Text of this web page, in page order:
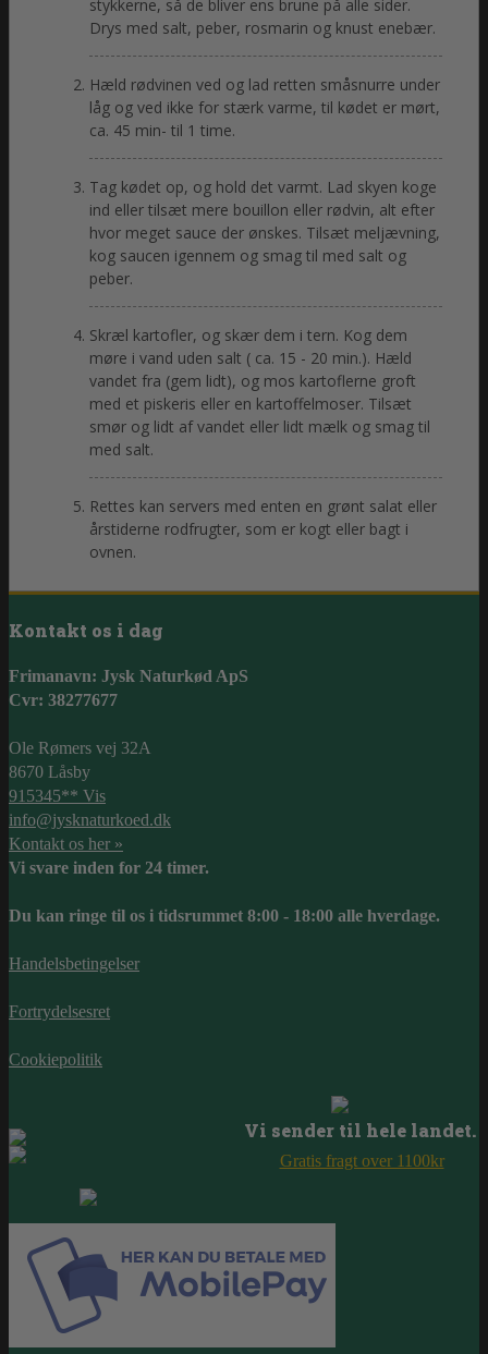
stykkerne, så de bliver ens brune på alle sider.
Drys med salt, peber, rosmarin og knust enebær.
Hæld rødvinen ved og lad retten småsnurre under
låg og ved ikke for stærk varme, til kødet er mørt,
ca. 45 min- til 1 time.
Tag kødet op, og hold det varmt. Lad skyen koge
ind eller tilsæt mere bouillon eller rødvin, alt efter
hvor meget sauce der ønskes. Tilsæt meljævning,
kog saucen igennem og smag til med salt og
peber.
Skræl kartofler, og skær dem i tern. Kog dem
møre i vand uden salt ( ca. 15 - 20 min.). Hæld
vandet fra (gem lidt), og mos kartoflerne groft
med et piskeris eller en kartoffelmoser. Tilsæt
smør og lidt af vandet eller lidt mælk og smag til
med salt.
Rettes kan servers med enten en grønt salat eller
årstiderne rodfrugter, som er kogt eller bagt i
ovnen.
Kontakt os i dag
Frimanavn: Jysk Naturkød ApS
Cvr: 38277677
Ole Rømers vej 32A
8670 Låsby
915345** Vis
info@jysknaturkoed.dk
Kontakt os her »
Vi svare inden for 24 timer.
Du kan ringe til os i tidsrummet 8:00 - 18:00 alle hverdage.
Handelsbetingelser
Fortrydelsesret
Cookiepolitik
Vi sender til hele landet.
Gratis fragt over 1100kr